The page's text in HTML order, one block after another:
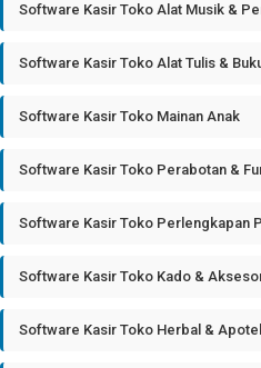
Software Kasir Toko Alat Musik &
Software Kasir Toko Alat Tulis &
Software Kasir Toko Mainan Anak
Software Kasir Toko Perabotan &
Software Kasir Toko Perlengkapan
Software Kasir Toko Kado &
Software Kasir Toko Herbal &